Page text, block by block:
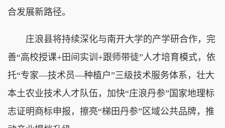
合发展新路径。
庄浪县将持续深化与南开大学的产学研合作，完
善“高校授课+田间实训+跟师带徒”人才培育模式，依
托“专家—技术员—种植户”三级技术服务体系，壮大
本土农业技术人才队伍，加快“庄浪丹参”国家地理标
志证明商标申报，擦亮“梯田丹参”区域公共品牌，推